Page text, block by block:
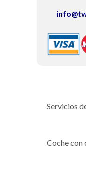
Servicios
Coche